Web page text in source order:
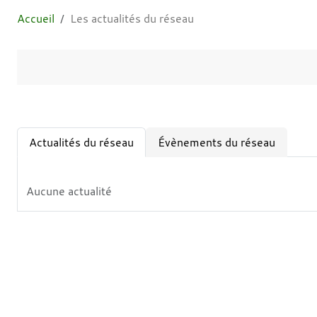
Accueil Les actualités du réseau
Actualités du réseau Évènements du réseau
Aucune actualité